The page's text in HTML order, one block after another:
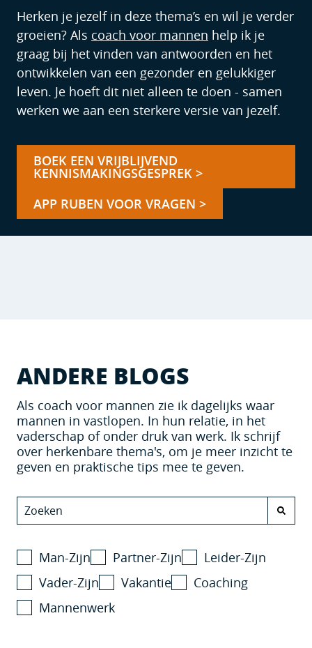
Herken je jezelf in deze thema’s en wil je verder
groeien? Als coach voor mannen help ik je
graag bij het vinden van antwoorden en het
ontwikkelen van een gezonder en gelukkiger
leven. Je hoeft dit niet alleen te doen - samen
werken we aan een sterkere versie van jezelf.
BOEK EEN VRIJBLIJVEND
KENNISMAKINGSGESPREK >
APP RUBEN VOOR VRAGEN >
ANDERE BLOGS
Als coach voor mannen zie ik dagelijks waar
mannen in vastlopen. In hun relatie, in het
vaderschap of onder druk van werk. Ik schrijf
over herkenbare thema's, om je meer inzicht te
geven en praktische tips mee te geven.
Man-Zijn Partner-Zijn
Leider-Zijn
Vader-Zijn
Vakantie
Coaching
Mannenwerk